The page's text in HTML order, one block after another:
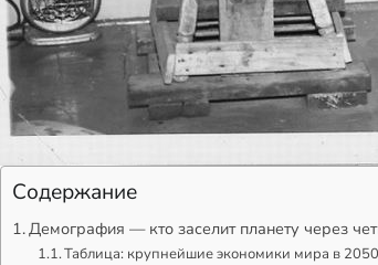
Содержание
Демография — кто заселит планету через
Таблица: крупнейшие экономики мира в